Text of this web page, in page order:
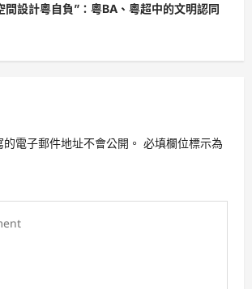
間設計粵自負”：粵BA、粵超中的文明認同
電子郵件地址不會公開。 必填欄位標示為